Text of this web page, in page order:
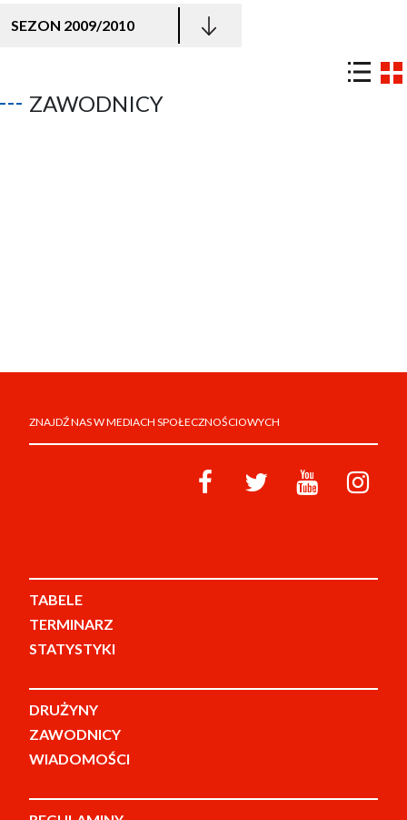
SEZON 2009/2010
ZAWODNICY
ZNAJDŹ NAS W MEDIACH SPOŁECZNOŚCIOWYCH
TABELE
TERMINARZ
STATYSTYKI
DRUŻYNY
ZAWODNICY
WIADOMOŚCI